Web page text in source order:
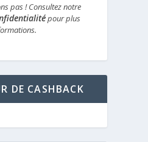
pas ! Consultez notre
pour plus
DE CASHBACK